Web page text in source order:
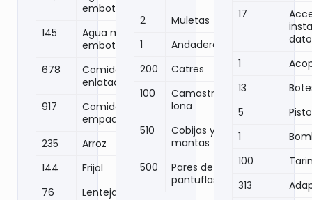
embotellada
145
Agua mineral
embotellada
678
Comida
enlatada
917
Comida
empaquetada
235
Arroz
144
Frijol
76
Lentejas
2
Muletas
1
Andaderas
200
Catres
100
Camastros
lona
510
Cobijas y
mantas
500
Pares de
pantuflas
17
1
13
5
1
100
313